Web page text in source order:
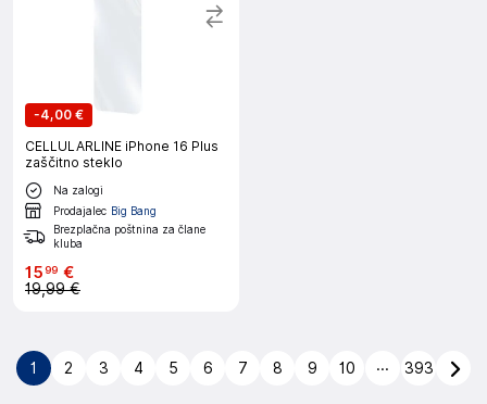
-4,00 €
CELLULARLINE iPhone 16 Plus
zaščitno steklo
Na zalogi
Prodajalec Big Bang
Brezplačna poštnina za člane
kluba
1599 €
19,99 €
1 2 3 4 5 6 7 8 9 10 ... 393